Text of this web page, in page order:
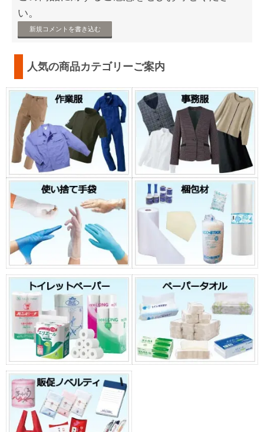
い。
新規コメントを書き込む
人気の商品カテゴリーご案内